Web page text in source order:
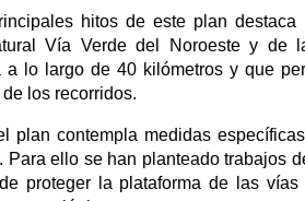
hitos de este plan
Vía Verde del Noroeste y de
a lo largo de 40 kilómetros y que
los recorridos.
plan contempla medidas
Para ello se han planteado trabajos
proteger la plataforma de las